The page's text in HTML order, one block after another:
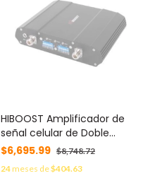
HIBOOST Amplificador de
señal celular de Doble
Banda, especial para 4G LTE
y 3G o 2G, cubre áreas de
hasta 1200 metros
$6,695.99 $8,748.72
24meses de$404.63